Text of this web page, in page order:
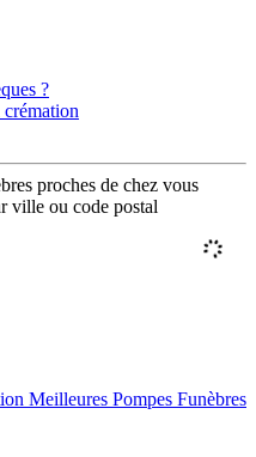
?
proches de chez vous
ville ou code postal
Meilleures Pompes Funèbres